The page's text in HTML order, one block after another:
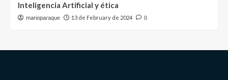
Inteligencia Artificial y ética
marioparaque 13 de February de 2024 0